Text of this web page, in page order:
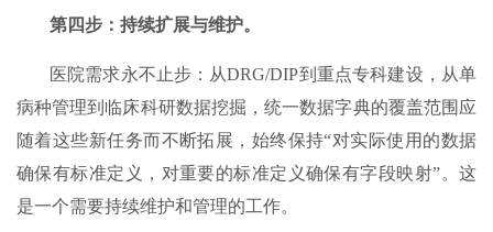
第四步：持续扩展与维护。​
医院需求永不止步：从DRG/DIP到重点专科建设，从单
病种管理到临床科研数据挖掘，统一数据字典的覆盖范围应
随着这些新任务而不断拓展，始终保持“对实际使用的数据
确保有标准定义，对重要的标准定义确保有字段映射”。这
是一个需要持续维护和管理的工作。